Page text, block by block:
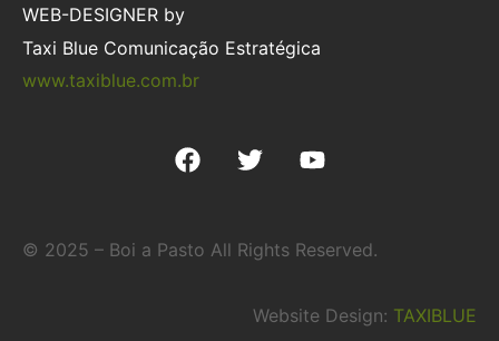
WEB-DESIGNER by
Taxi Blue Comunicação Estratégica
www.taxiblue.com.br
© 2025 – Boi a Pasto All Rights Reserved.
Website Design: TAXIBLUE